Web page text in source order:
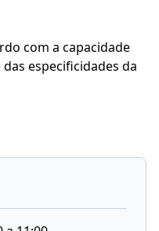
com a capacidade
especificidades da